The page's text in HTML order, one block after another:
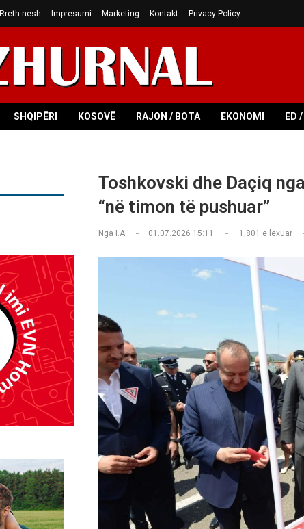
Rreth nesh Impresumi Marketing Kontakt Privacy Policy
SHQIPËRI KOSOVË RAJON / BOTA EKONOMI ED
Toshkovski dhe Daçiq
“në timon të pushuar”
Nga I.A 01.07.2026 15:11 1,801 e lexuar